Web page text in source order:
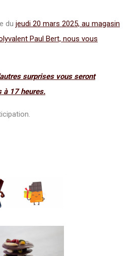
du jeudi 20 mars 2025, au magasin
Paul Bert, nous vous
surprises vous seront
à 17 heures.